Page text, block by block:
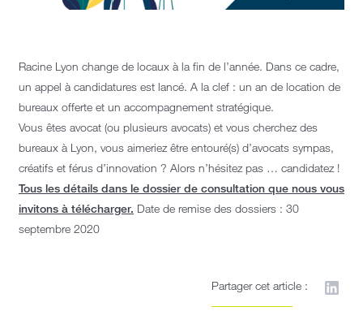
Racine Lyon change de locaux à la fin de l’année. Dans ce cadre,
un appel à candidatures est lancé. A la clef : un an de location de
bureaux offerte et un accompagnement stratégique.
Vous êtes avocat (ou plusieurs avocats) et vous cherchez des
bureaux à Lyon, vous aimeriez être entouré(s) d’avocats sympas,
créatifs et férus d’innovation ? Alors n’hésitez pas … candidatez !
Tous les détails dans le dossier de consultation que nous vous
invitons à télécharger. Date de remise des dossiers : 30
septembre 2020
Partager cet article :